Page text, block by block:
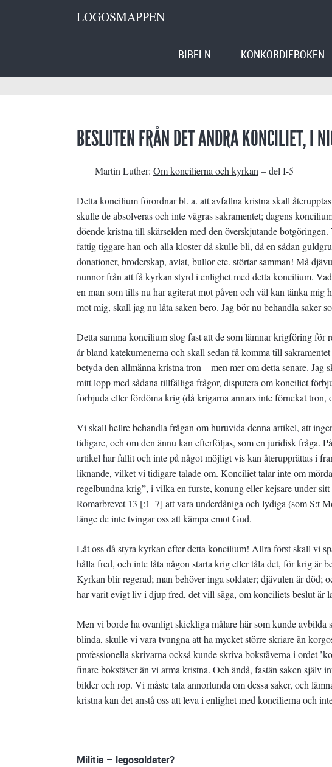
LOGOSMAPPEN
BIBELN KONKORDIEBOKEN
BESLUTEN FRÅN DET ANDRA KONCILIET, I
Martin Luther: Om koncilierna och kyrkan – del I-5
Detta koncilium förordnar bl. a. att avfallna kristna skall
skulle de absolveras och inte vägras sakramentet; dagens
döende kristna till skärselden med den överskjutande
fattig tiggare han och alla kloster då skulle bli, då en sådan
donationer, broderskap, avlat, bullor etc. störtar samman! Må
nunnor från att få kyrkan styrd i enlighet med detta koncilium.
en man som tills nu har agiterat mot påven och väl kan tänka
mot mig, skall jag nu låta saken bero. Jag bör nu behandla saker
Detta samma koncilium slog fast att de som lämnar krigföring
år bland katekumenerna och skall sedan få komma till
betyda den allmänna kristna tron – men mer om detta senare.
mitt lopp med sådana tillfälliga frågor, disputera om konciliet
förbjuda eller fördöma krig (då krigarna annars inte förnekat tron,
Vi skall hellre behandla frågan om huruvida denna artikel, att
tidigare, och om den ännu kan efterföljas, som en juridisk fråga.
artikel har fallit och inte på något möjligt vis kan återupprättas i
liknande, vilket vi tidigare talade om. Konciliet talar inte om
regelbundna krig”, i vilka en furste, konung eller kejsare under
Romarbrevet 13 [:1–7] att vara underdåniga och lydiga (som S:t
länge de inte tvingar oss att kämpa emot Gud.
Låt oss då styra kyrkan efter detta koncilium! Allra först skall vi
hålla fred, och inte låta någon starta krig eller tåla det, för krig är
Kyrkan blir regerad; man behöver inga soldater; djävulen är död;
har varit evigt liv i djup fred, det vill säga, om konciliets beslut är
Men vi borde ha ovanligt skickliga målare här som kunde
blinda, skulle vi vara tvungna att ha mycket större skriare än
professionella skrivarna också kunde skriva bokstäverna i ordet
finare bokstäver än vi arma kristna. Och ändå, fastän saken själv
bilder och rop. Vi måste tala annorlunda om dessa saker, och
kristna kan det anstå oss att leva i enlighet med koncilierna och
Militia – legosoldater?